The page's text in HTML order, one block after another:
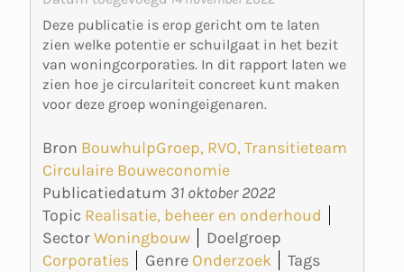
Deze publicatie is erop gericht om te laten
zien welke potentie er schuilgaat in het bezit
van woningcorporaties. In dit rapport laten we
zien hoe je circulariteit concreet kunt maken
voor deze groep woningeigenaren.
Bron BouwhulpGroep, RVO, Transitieteam
Circulaire Bouweconomie
Publicatiedatum 31 oktober 2022
Topic Realisatie, beheer en onderhoud
SectorWoningbouw
Doelgroep
Corporaties
Genre Onderzoek
Tags